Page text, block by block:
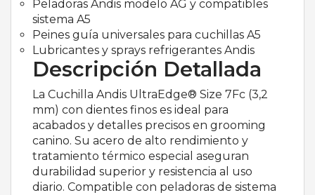
Peladoras Andis modelo AG y compatibles
sistema A5
Peines guía universales para cuchillas A5
Lubricantes y sprays refrigerantes Andis
Descripción Detallada
La Cuchilla Andis UltraEdge® Size 7Fc (3,2
mm) con dientes finos es ideal para
acabados y detalles precisos en grooming
canino. Su acero de alto rendimiento y
tratamiento térmico especial aseguran
durabilidad superior y resistencia al uso
diario. Compatible con peladoras de sistema